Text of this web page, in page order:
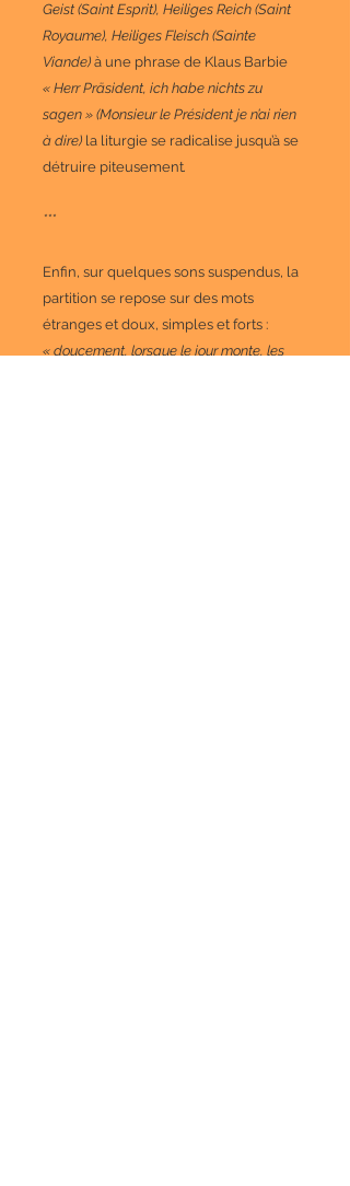
Geist (Saint Esprit), Heiliges Reich (Saint
Royaume), Heiliges Fleisch (Sainte
Viande) à une phrase de Klaus Barbie
« Herr Präsident, ich habe nichts zu
sagen » (Monsieur le Président je n’ai rien
à dire) la liturgie se radicalise jusqu’à se
détruire piteusement.
***
Enfin, sur quelques sons suspendus, la
partition se repose sur des mots
étranges et doux, simples et forts :
« doucement, lorsque le jour monte, les